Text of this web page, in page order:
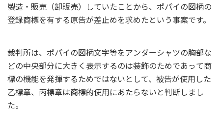
製造・販売（卸販売）していたことから、ポパイの図柄の
登録商標を有する原告が差止めを求めたという事案です。
裁判所は、ポパイの図柄文字等をアンダーシャツの胸部な
どの中央部分に大きく表示するのは装飾のためであって商
標の機能を発揮するためではないとして、被告が使用した
乙標章、丙標章は商標的使用にあたらないと判断しまし
た。